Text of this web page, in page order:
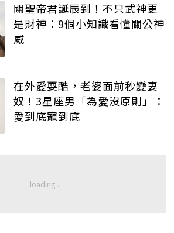
關聖帝君誕辰到！不只武神更
是財神：9個小知識看懂關公神
威
在外愛耍酷，老婆面前秒變妻
奴！3星座男「為愛沒原則」：
愛到底寵到底